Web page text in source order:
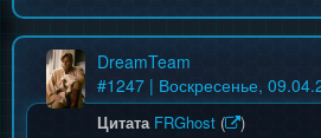
DreamTeam
#1247 | Воскресенье,
Цитата FRGhost ( )